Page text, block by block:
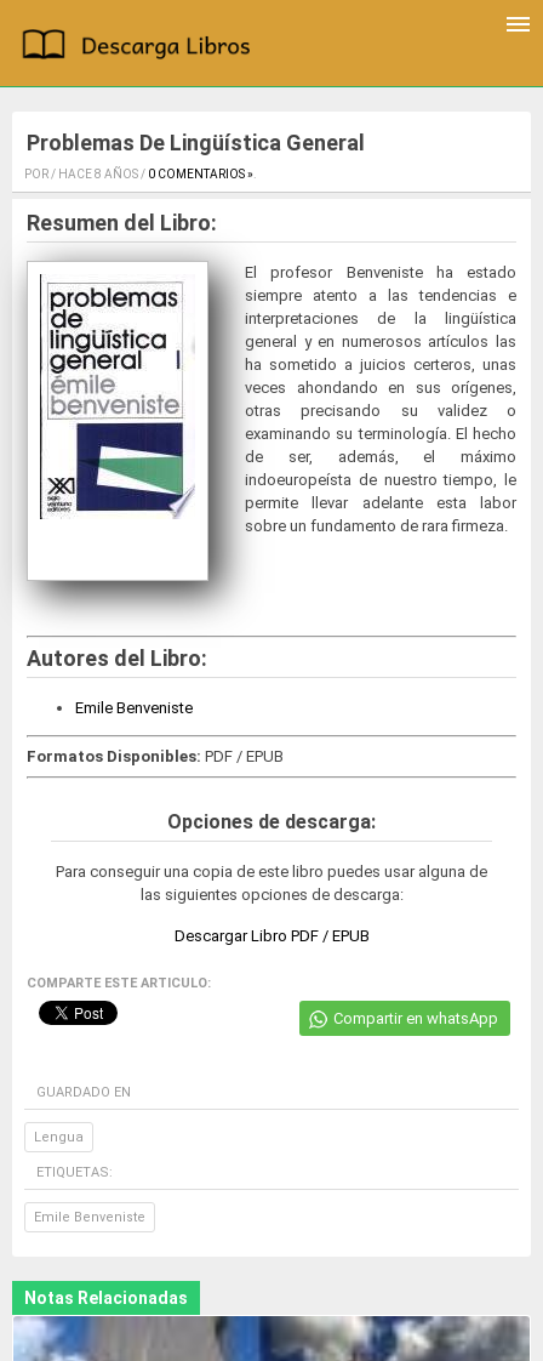
Problemas De Lingüística General
POR / HACE 8 AÑOS / 0 COMENTARIOS ».
Resumen del Libro:
El profesor Benveniste ha estado
siempre atento a las tendencias e
interpretaciones de la lingüística
general y en numerosos artículos las
ha sometido a juicios certeros, unas
veces ahondando en sus orígenes,
otras precisando su validez o
examinando su terminología. El hecho
de ser, además, el máximo
indoeuropeísta de nuestro tiempo, le
permite llevar adelante esta labor
sobre un fundamento de rara firmeza.
Autores del Libro:
Emile Benveniste
Formatos Disponibles: PDF / EPUB
Opciones de descarga:
Para conseguir una copia de este libro puedes usar alguna de
las siguientes opciones de descarga:
Descargar Libro PDF / EPUB
COMPARTE ESTE ARTICULO:
Compartir en whatsApp
GUARDADO EN
Lengua
ETIQUETAS:
Emile Benveniste
Notas Relacionadas